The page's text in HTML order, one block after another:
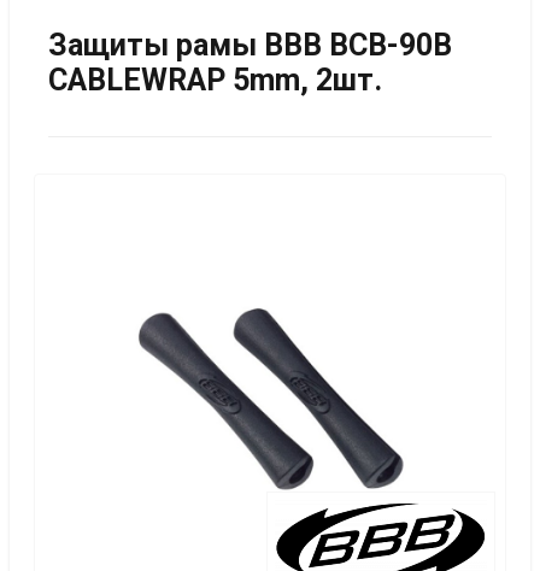
Защиты рамы BBB BCB-90B
CABLEWRAP 5mm, 2шт.